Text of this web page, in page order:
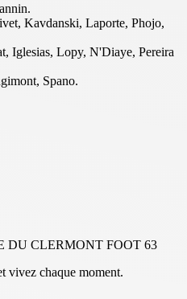
Kavdanski, Laporte, Phojo,
Iglesias, Lopy, N'Diaye, Pereira
Spano.
DU CLERMONT FOOT 63
vivez chaque moment.